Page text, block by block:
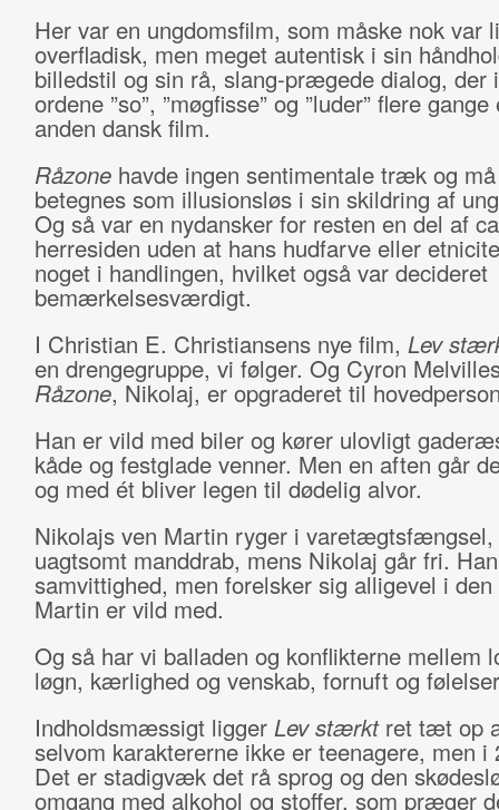
Her var en ungdomsfilm, som måske nok var
overfladisk, men meget autentisk i sin
billedstil og sin rå, slang-prægede dialog, der
ordene ”so”, ”møgfisse” og ”luder” flere
anden dansk film.
Råzonehavde ingen sentimentale træk og
betegnes som illusionsløs i sin skildring af
Og så var en nydansker for resten en del af
herresiden uden at hans hudfarve eller
noget i handlingen, hvilket også var decideret
bemærkelsesværdigt.
I Christian E. Christiansens nye film, Lev
en drengegruppe, vi følger. Og Cyron
Råzone, Nikolaj, er opgraderet til
Han er vild med biler og kører ulovligt
kåde og festglade venner. Men en aften går
og med ét bliver legen til dødelig alvor.
Nikolajs ven Martin ryger i varetægtsfængsel,
uagtsomt manddrab, mens Nikolaj går fri.
samvittighed, men forelsker sig alligevel i
Martin er vild med.
Og så har vi balladen og konflikterne mellem
løgn, kærlighed og venskab, fornuft og
Indholdsmæssigt ligger Lev stærktret tæt op
selvom karaktererne ikke er teenagere, men i
Det er stadigvæk det rå sprog og den
omgang med alkohol og stoffer, som præger